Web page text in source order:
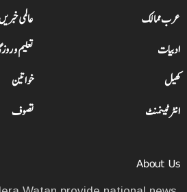
عرب ممالک
عالمی
ادبیات
تعلیم و
کھیل
خواتین
انٹرٹینمنٹ
تصوف
About Us